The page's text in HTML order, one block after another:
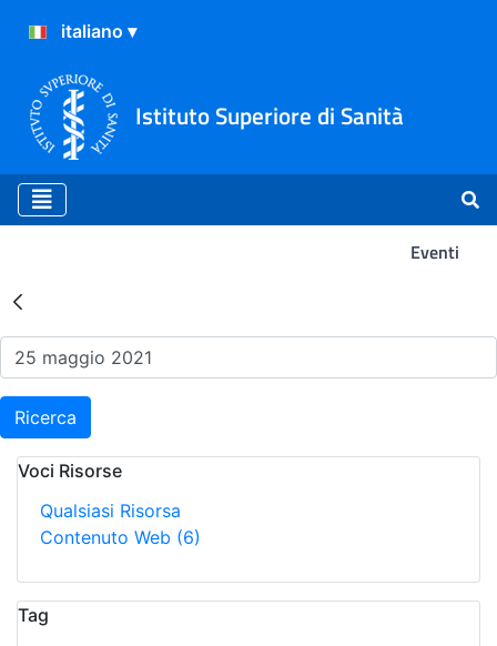
Istituto Superiore di Sanità
Eventi
Risultati della Ricerca -
Ricerca
Voci Risorse
Qualsiasi Risorsa
Contenuto Web (6)
Tag